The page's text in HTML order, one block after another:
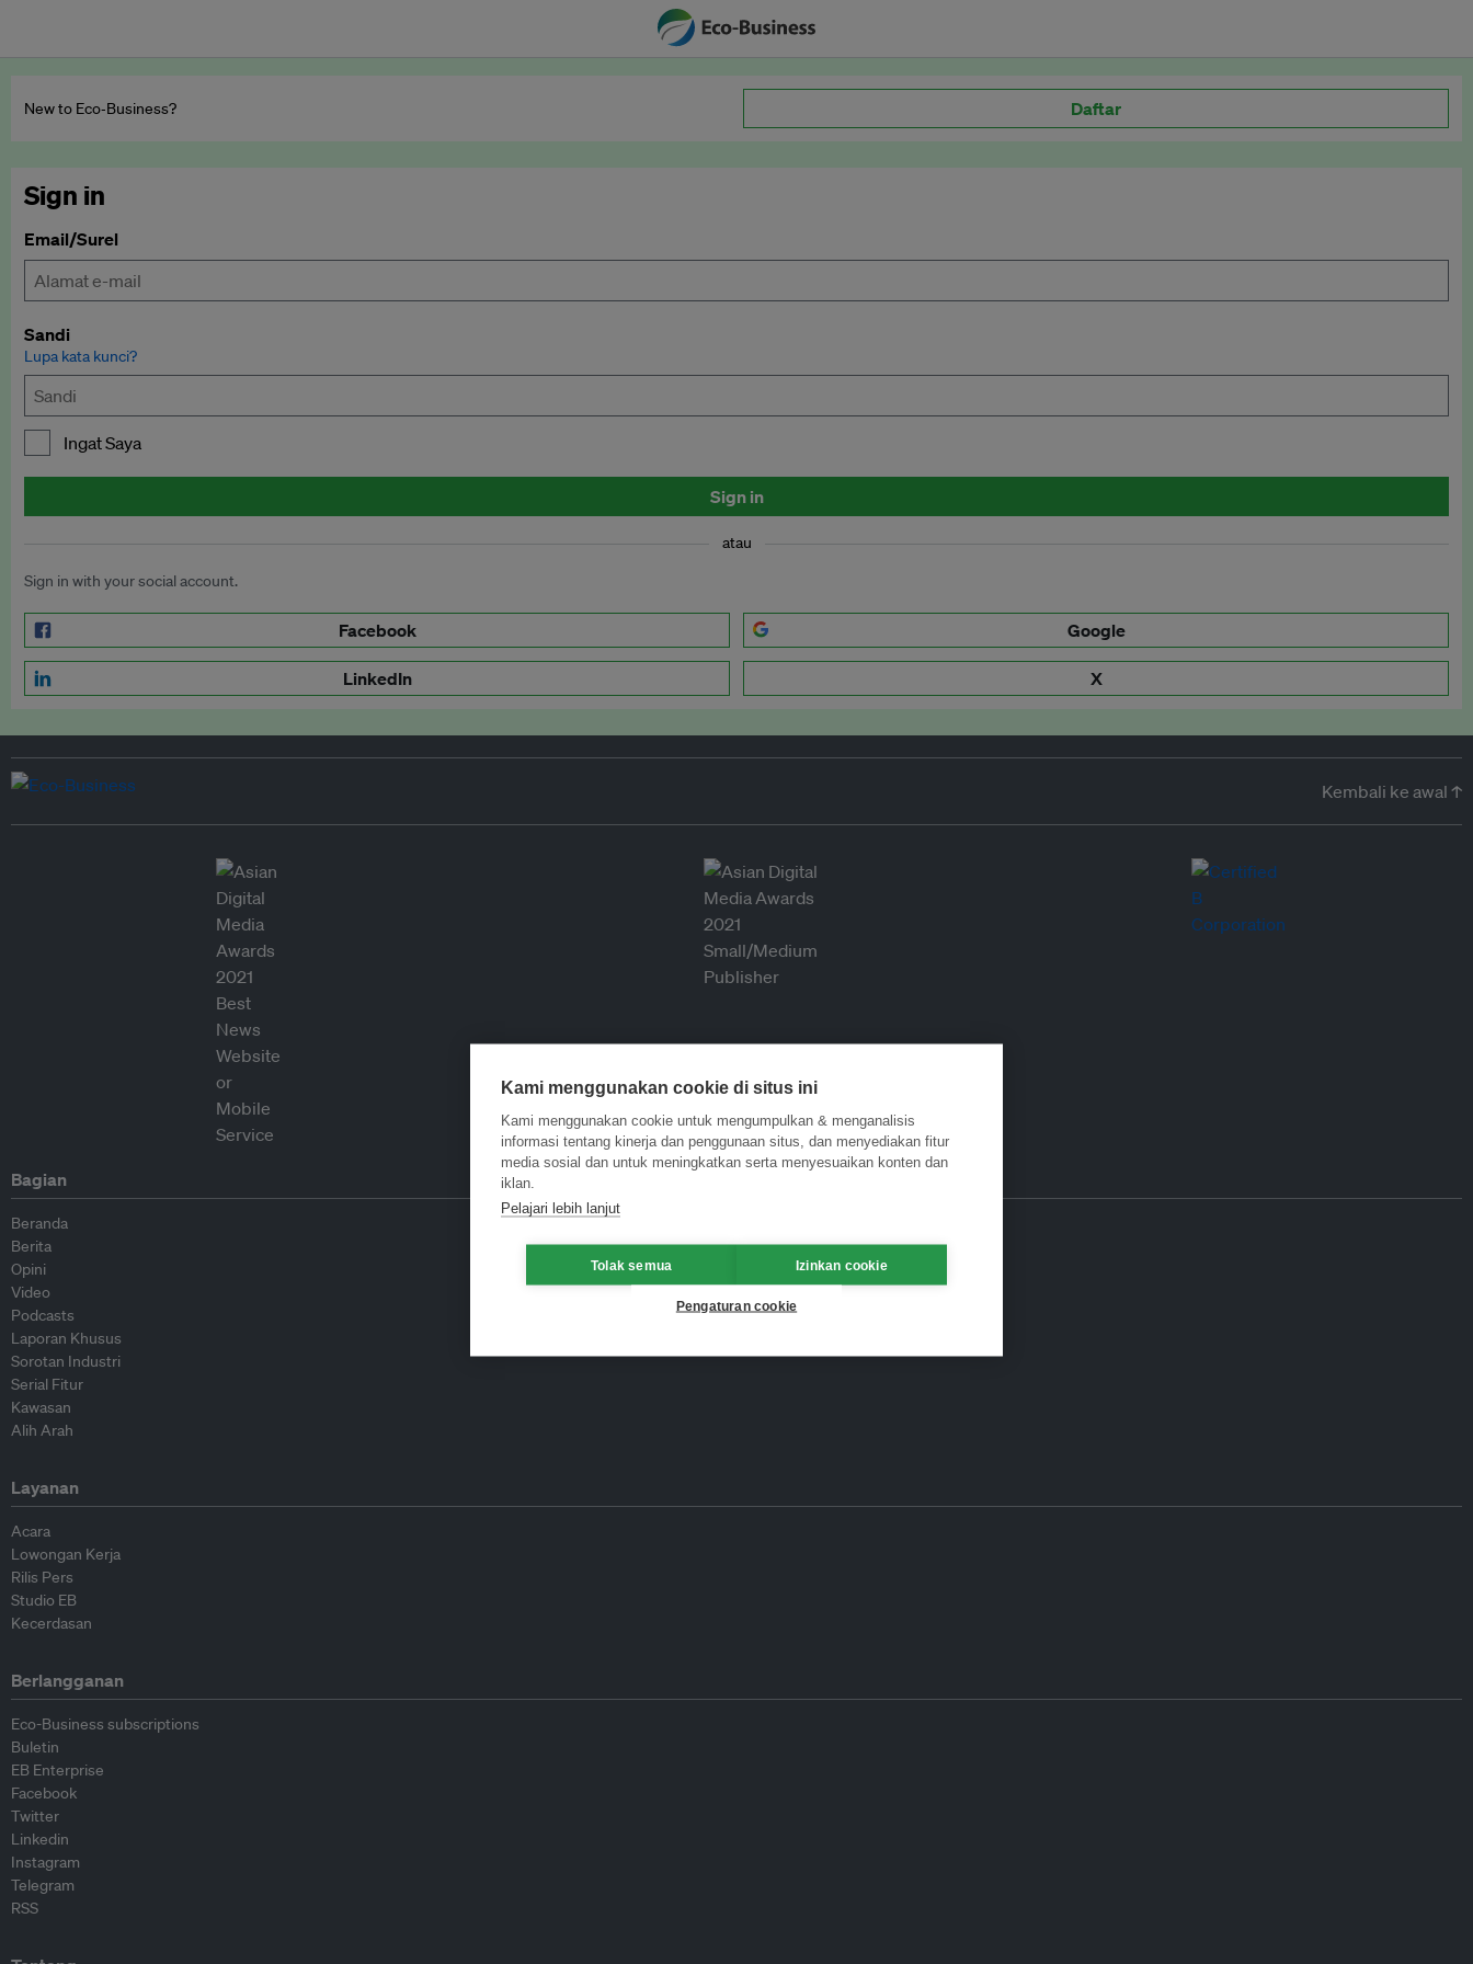
New to Eco‑Business? Daftar
Sign in
Email/Surel
Sandi
Lupa kata kunci?
Ingat Saya
Sign in
atau
Sign in with your social account.
Facebook Google
LinkedIn X
Kembali ke awal ↑
Bagian
Beranda
Berita
Opini
Video
Podcasts
Laporan Khusus
Sorotan Industri
Serial Fitur
Kawasan
Alih Arah
Layanan
Acara
Lowongan Kerja
Rilis Pers
Studio EB
Kecerdasan
Berlangganan
Eco-Business subscriptions
Buletin
EB Enterprise
Facebook
Twitter
Linkedin
Instagram
Telegram
RSS
Kami menggunakan cookie di situs ini
Kami menggunakan cookie untuk mengumpulkan & menganalisis
informasi tentang kinerja dan penggunaan situs, dan menyediakan fitur
media sosial dan untuk meningkatkan serta menyesuaikan konten dan
iklan.
Pelajari lebih lanjut
Tolak semua Izinkan cookie
Pengaturan cookie